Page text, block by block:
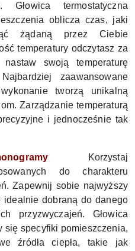
Głowica termostatyczna
oblicza czas, jaki
żądaną przez Ciebie
temperatury odczytasz za
swoją temperaturę
Najbardziej zaawansowane
tworzą unikalną
Zarządzanie temperaturą
i jednocześnie tak
Korzystaj
do charakteru
Zapewnij sobie najwyższy
idealnie dobraną do danego
przyzwyczajeń. Głowica
się specyfiki pomieszczenia,
źródła ciepła, takie jak